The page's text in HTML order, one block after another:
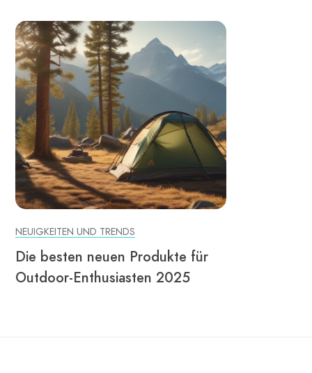
NEUIGKEITEN UND TRENDS
Die besten neuen Produkte für
Outdoor-Enthusiasten 2025